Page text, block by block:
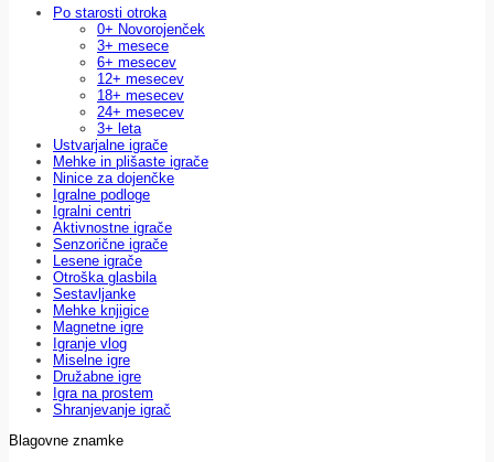
Po starosti otroka
0+ Novorojenček
3+ mesece
6+ mesecev
12+ mesecev
18+ mesecev
24+ mesecev
3+ leta
Ustvarjalne igrače
Mehke in plišaste igrače
Ninice za dojenčke
Igralne podloge
Igralni centri
Aktivnostne igrače
Senzorične igrače
Lesene igrače
Otroška glasbila
Sestavljanke
Mehke knjigice
Magnetne igre
Igranje vlog
Miselne igre
Družabne igre
Igra na prostem
Shranjevanje igrač
Blagovne znamke